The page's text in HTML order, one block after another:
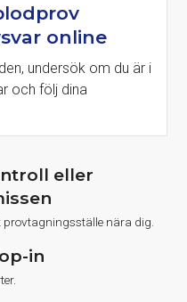
online
undersök om du är i
och följ dina
eller
provtagningsställe nära dig.
in